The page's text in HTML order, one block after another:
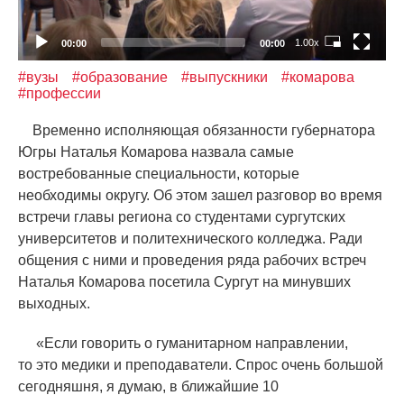
00:00 00:00 1.00x
#вузы #образование #выпускники
#комарова
#профессии
Временно исполняющая обязанности губернатора
Югры Наталья Комарова назвала самые
востребованные специальности, которые
необходимы округу. Об этом зашел разговор во время
встречи главы региона со студентами сургутских
университетов и политехнического колледжа. Ради
общения с ними и проведения ряда рабочих встреч
Наталья Комарова посетила Сургут на минувших
выходных.
«Если говорить о гуманитарном направлении,
то это медики и преподаватели. Спрос очень большой
сегодняшня, я думаю, в ближайшие 10